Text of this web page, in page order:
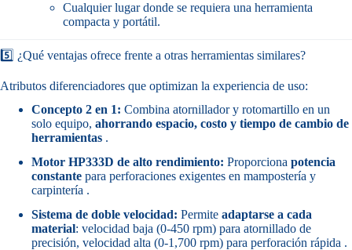
Cualquier lugar donde se requiera una herramienta
compacta y portátil.
5️⃣ ¿Qué ventajas ofrece frente a otras herramientas similares?
Atributos diferenciadores que optimizan la experiencia de uso:
Concepto 2 en 1: Combina atornillador y rotomartillo en un
solo equipo, ahorrando espacio, costo y tiempo de cambio de
herramientas .
Motor HP333D de alto rendimiento: Proporciona potencia
constante para perforaciones exigentes en mampostería y
carpintería .
Sistema de doble velocidad: Permite adaptarse a cada
material: velocidad baja (0-450 rpm) para atornillado de
precisión, velocidad alta (0-1,700 rpm) para perforación rápida .